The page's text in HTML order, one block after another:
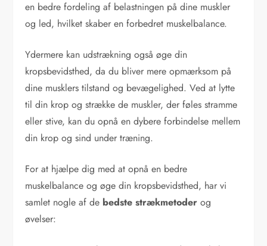
en bedre fordeling af belastningen på dine muskler
og led, hvilket skaber en forbedret muskelbalance.
Ydermere kan udstrækning også øge din
kropsbevidsthed, da du bliver mere opmærksom på
dine musklers tilstand og bevægelighed. Ved at lytte
til din krop og strække de muskler, der føles stramme
eller stive, kan du opnå en dybere forbindelse mellem
din krop og sind under træning.
For at hjælpe dig med at opnå en bedre
muskelbalance og øge din kropsbevidsthed, har vi
samlet nogle af de bedste strækmetoder og
øvelser: